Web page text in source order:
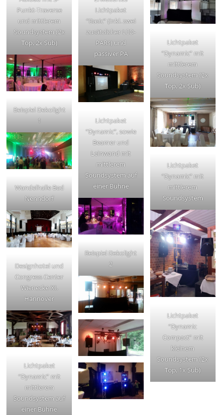
Punkt-Traverse
und mittlerem
Soundsystem (2x
Top, 2x Sub)
Beispiel Dekolight
1
Wandelhalle Bad
Nenndorf
Designhotel und
Congress Center
Wienecke XI.
Hannover
Lichtpaket
“Dynamic” mit
mittlerem
Soundsystem auf
einer Bühne
Lichtpaket
“Basic” (inkl. zwei
zusätzlicher LED-
PARs) und
passiver PA
Lichtpaket
“Dynamic”, sowie
Beamer und
Leinwand mit
mittlerem
Soundsystem auf
einer Bühne
Beispiel Dekolight
2
Lichtpaket
“Dynamic” mit
mittlerem
Soundsystem (2x
Top, 2x Sub)
Lichtpaket
“Dynamic” mit
mittlerem
Soundsystem
Lichtpaket
“Dynamic
Compact” mit
kleinem
Soundsystem (2x
Top, 1x Sub)